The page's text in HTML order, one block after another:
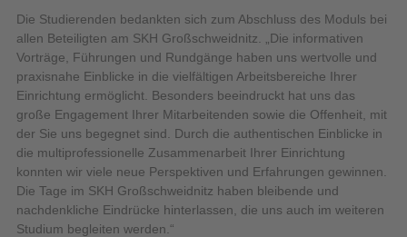
Die Studierenden bedankten sich zum Abschluss des Moduls bei
allen Beteiligten am SKH Großschweidnitz. „Die informativen
Vorträge, Führungen und Rundgänge haben uns wertvolle und
praxisnahe Einblicke in die vielfältigen Arbeitsbereiche Ihrer
Einrichtung ermöglicht. Besonders beeindruckt hat uns das
große Engagement Ihrer Mitarbeitenden sowie die Offenheit, mit
der Sie uns begegnet sind. Durch die authentischen Einblicke in
die multiprofessionelle Zusammenarbeit Ihrer Einrichtung
konnten wir viele neue Perspektiven und Erfahrungen gewinnen.
Die Tage im SKH Großschweidnitz haben bleibende und
nachdenkliche Eindrücke hinterlassen, die uns auch im weiteren
Studium begleiten werden.“